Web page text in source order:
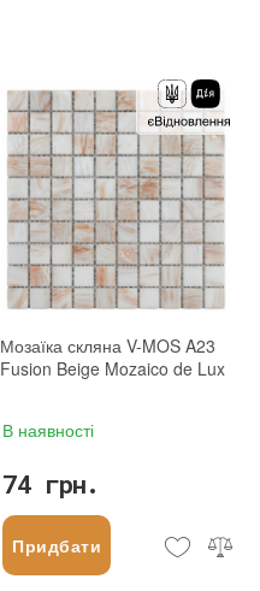
Основа: Сітка
Кількість модулів у упаковці:
33 шт.
Вага модуля: 1.04 кг
Розмір чіпа: 23x23 мм
Товщина чіпа: 4 мм
Площа модуля: 0,093 м²
Країна виробника: Китай
Бренд Mozaico de Lux
Тип поверхні:
Глянцева, Неглазурована
новий
Мозаїка скляна V-MOS A23
Fusion Beige Mozaico de Lux
В наявності
74 грн.
Придбати